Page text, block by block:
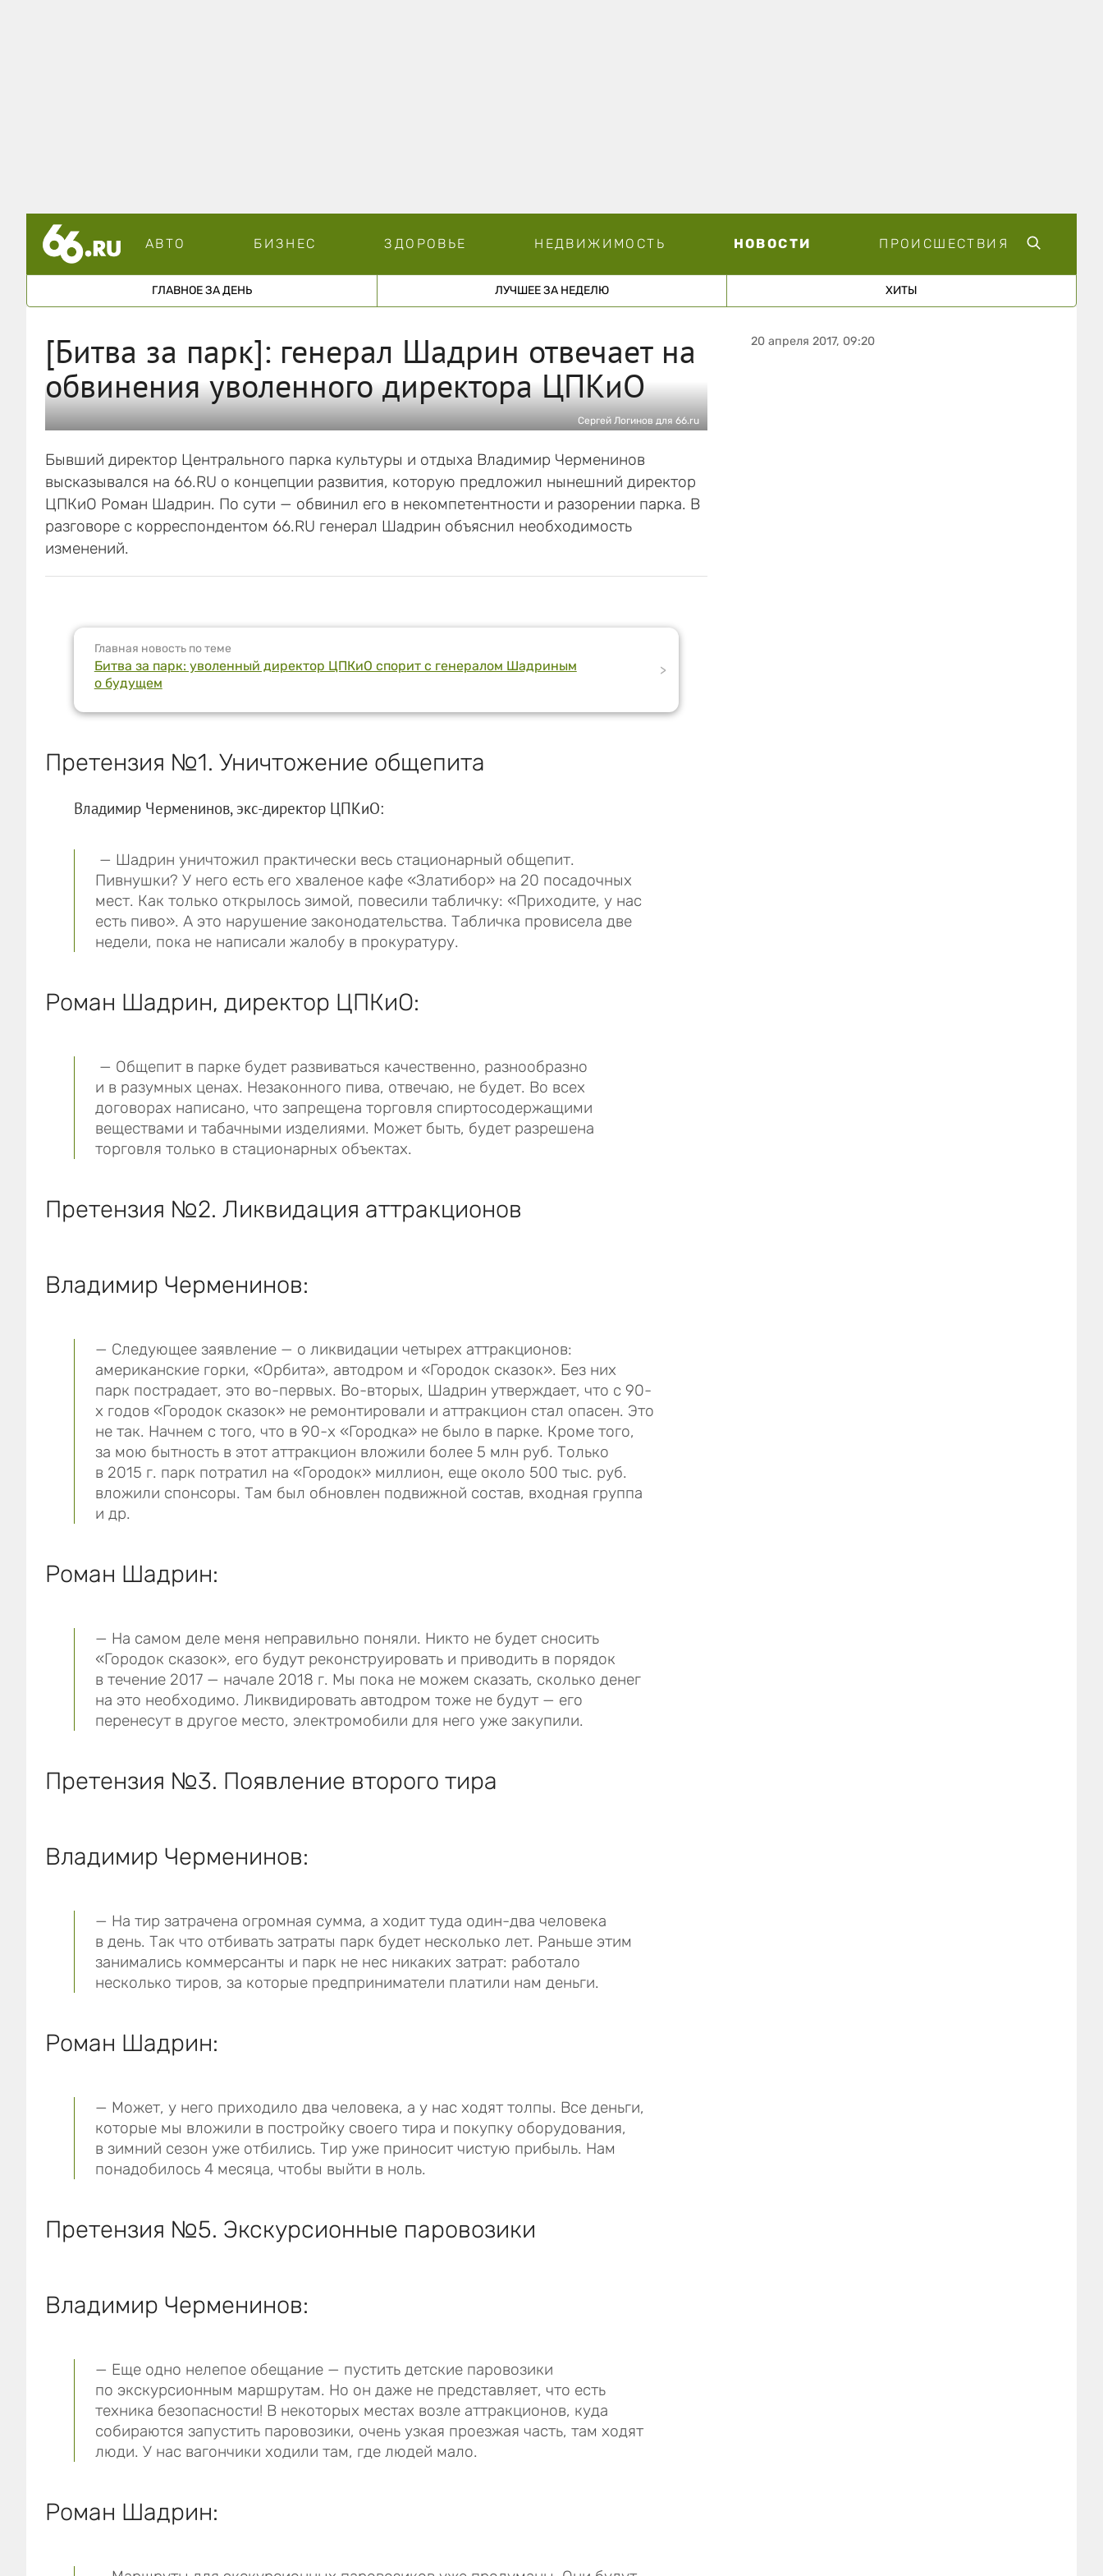
АВТО БИЗНЕС ЗДОРОВЬЕ НЕДВИЖИМОСТЬ НОВОСТИ ПРОИСШЕСТВИЯ
ГЛАВНОЕ ЗА ДЕНЬ ЛУЧШЕЕ ЗА НЕДЕЛЮ ХИТЫ
[Битва за парк]: генерал Шадрин отвечает на
обвинения уволенного директора ЦПКиО
Сергей Логинов для 66.ru
Бывший директор Центрального парка культуры и отдыха Владимир Черменинов
высказывался на 66.RU о концепции развития, которую предложил нынешний директор
ЦПКиО Роман Шадрин. По сути — обвинил его в некомпетентности и разорении парка. В
разговоре с корреспондентом 66.RU генерал Шадрин объяснил необходимость
изменений.
Главная новость по теме
Битва за парк: уволенный директор ЦПКиО спорит с генералом Шадриным
о будущем
>
Претензия №1. Уничтожение общепита
Владимир Черменинов, экс-директор ЦПКиО:
— Шадрин уничтожил практически весь стационарный общепит.
Пивнушки? У него есть его хваленое кафе «Златибор» на 20 посадочных
мест. Как только открылось зимой, повесили табличку: «Приходите, у нас
есть пиво». А это нарушение законодательства. Табличка провисела две
недели, пока не написали жалобу в прокуратуру.
Роман Шадрин, директор ЦПКиО:
— Общепит в парке будет развиваться качественно, разнообразно
и в разумных ценах. Незаконного пива, отвечаю, не будет. Во всех
договорах написано, что запрещена торговля спиртосодержащими
веществами и табачными изделиями. Может быть, будет разрешена
торговля только в стационарных объектах.
Претензия №2. Ликвидация аттракционов
Владимир Черменинов:
— Следующее заявление — о ликвидации четырех аттракционов:
американские горки, «Орбита», автодром и «Городок сказок». Без них
парк пострадает, это во-первых. Во-вторых, Шадрин утверждает, что с 90-
х годов «Городок сказок» не ремонтировали и аттракцион стал опасен. Это
не так. Начнем с того, что в 90-х «Городка» не было в парке. Кроме того,
за мою бытность в этот аттракцион вложили более 5 млн руб. Только
в 2015 г. парк потратил на «Городок» миллион, еще около 500 тыс. руб.
вложили спонсоры. Там был обновлен подвижной состав, входная группа
и др.
Роман Шадрин:
— На самом деле меня неправильно поняли. Никто не будет сносить
«Городок сказок», его будут реконструировать и приводить в порядок
в течение 2017 — начале 2018 г. Мы пока не можем сказать, сколько денег
на это необходимо. Ликвидировать автодром тоже не будут — его
перенесут в другое место, электромобили для него уже закупили.
Претензия №3. Появление второго тира
Владимир Черменинов:
— На тир затрачена огромная сумма, а ходит туда один-два человека
в день. Так что отбивать затраты парк будет несколько лет. Раньше этим
занимались коммерсанты и парк не нес никаких затрат: работало
несколько тиров, за которые предприниматели платили нам деньги.
Роман Шадрин:
— Может, у него приходило два человека, а у нас ходят толпы. Все деньги,
которые мы вложили в постройку своего тира и покупку оборудования,
в зимний сезон уже отбились. Тир уже приносит чистую прибыль. Нам
понадобилось 4 месяца, чтобы выйти в ноль.
Претензия №5. Экскурсионные паровозики
Владимир Черменинов:
— Еще одно нелепое обещание — пустить детские паровозики
по экскурсионным маршрутам. Но он даже не представляет, что есть
техника безопасности! В некоторых местах возле аттракционов, куда
собираются запустить паровозики, очень узкая проезжая часть, там ходят
люди. У нас вагончики ходили там, где людей мало.
Роман Шадрин:
20 апреля 2017, 09:20